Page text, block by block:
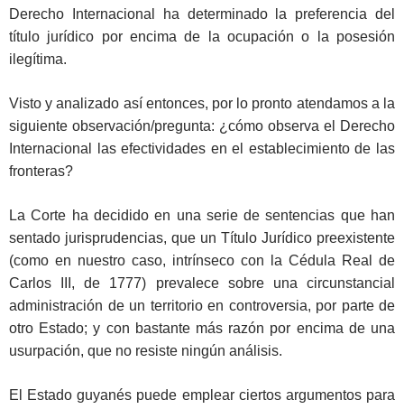
Derecho Internacional ha determinado la preferencia del
título jurídico por encima de la ocupación o la posesión
ilegítima.
Visto y analizado así entonces, por lo pronto atendamos a la
siguiente observación/pregunta: ¿cómo observa el Derecho
Internacional las efectividades en el establecimiento de las
fronteras?
La Corte ha decidido en una serie de sentencias que han
sentado jurisprudencias, que un Título Jurídico preexistente
(como en nuestro caso, intrínseco con la Cédula Real de
Carlos III, de 1777) prevalece sobre una circunstancial
administración de un territorio en controversia, por parte de
otro Estado; y con bastante más razón por encima de una
usurpación, que no resiste ningún análisis.
El Estado guyanés puede emplear ciertos argumentos para